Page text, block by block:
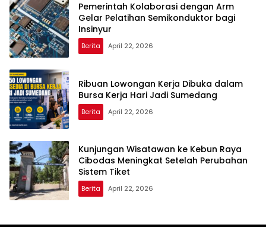
Pemerintah Kolaborasi dengan Arm
Gelar Pelatihan Semikonduktor bagi
Insinyur
Berita April 22, 2026
Ribuan Lowongan Kerja Dibuka dalam
Bursa Kerja Hari Jadi Sumedang
Berita April 22, 2026
Kunjungan Wisatawan ke Kebun Raya
Cibodas Meningkat Setelah Perubahan
Sistem Tiket
Berita April 22, 2026